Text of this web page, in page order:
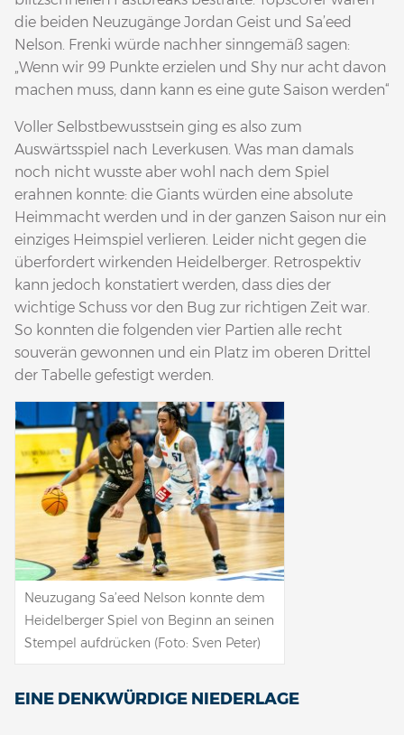
die beiden Neuzugänge Jordan Geist und Sa’eed
Nelson. Frenki würde nachher sinngemäß sagen:
„Wenn wir 99 Punkte erzielen und Shy nur acht davon
machen muss, dann kann es eine gute Saison werden“
Voller Selbstbewusstsein ging es also zum
Auswärtsspiel nach Leverkusen. Was man damals
noch nicht wusste aber wohl nach dem Spiel
erahnen konnte: die Giants würden eine absolute
Heimmacht werden und in der ganzen Saison nur ein
einziges Heimspiel verlieren. Leider nicht gegen die
überfordert wirkenden Heidelberger. Retrospektiv
kann jedoch konstatiert werden, dass dies der
wichtige Schuss vor den Bug zur richtigen Zeit war.
So konnten die folgenden vier Partien alle recht
souverän gewonnen und ein Platz im oberen Drittel
der Tabelle gefestigt werden.
Neuzugang Sa’eed Nelson konnte dem
Heidelberger Spiel von Beginn an seinen
Stempel aufdrücken (Foto: Sven Peter)
EINE DENKWÜRDIGE NIEDERLAGE